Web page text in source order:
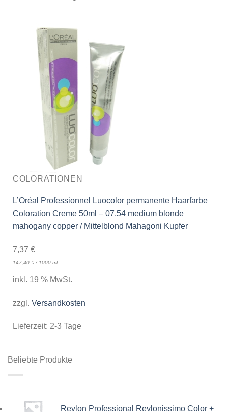
COLORATIONEN
L’Oréal Professionnel Luocolor permanente Haarfarbe
Coloration Creme 50ml – 07,54 medium blonde
mahogany copper / Mittelblond Mahagoni Kupfer
7,37 €
147,40 €/ 1000 ml
inkl. 19 % MwSt.
zzgl. Versandkosten
Lieferzeit: 2-3 Tage
Beliebte Produkte
Revlon Professional Revlonissimo Color +